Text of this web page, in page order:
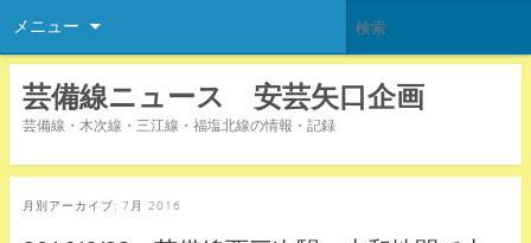
メニュー
芸備線ニュース 安芸矢口企画
芸備線・木次線・三江線・福塩北線の情報・記録
月別アーカイブ: 7月 2016